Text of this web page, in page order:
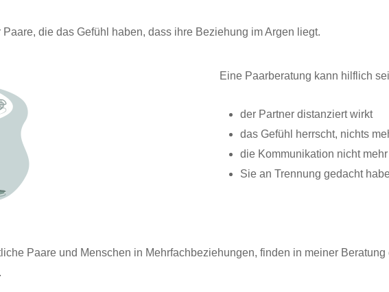
die das Gefühl haben, dass ihre Beziehung im Argen liegt.
Eine Paarberatung kann hilflich
der Partner distanziert wirkt
das Gefühl herrscht, nichts
die Kommunikation nicht
Sie an Trennung gedacht
Paare und Menschen in Mehrfachbeziehungen, finden in meiner